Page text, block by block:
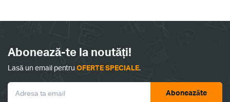
Abonează-te la noutăți!
Lasă un email pentruOFERTE SPECIALE.
Aboneazăte